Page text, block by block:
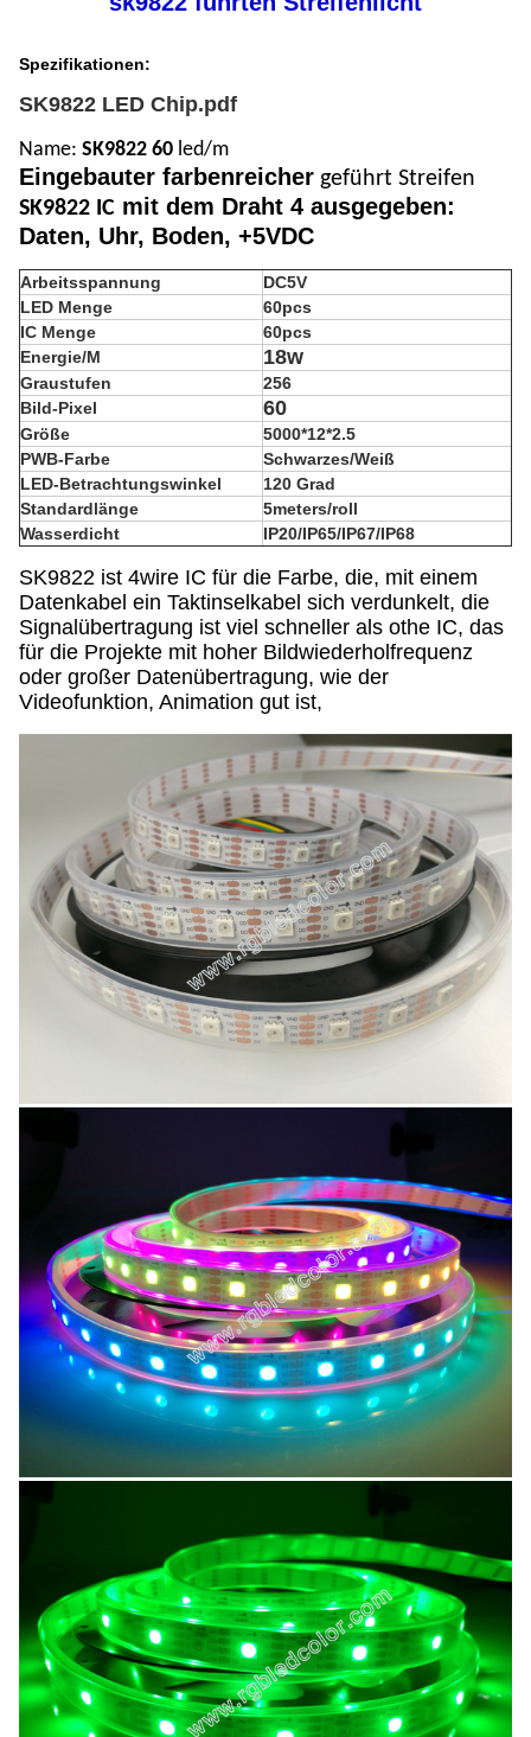
Spezifikationen:
SK9822 LED Chip.pdf
Name: SK9822 60 led/m
Eingebauter farbenreicher geführt Streifen
SK9822 IC mit dem Draht 4 ausgegeben:
Daten, Uhr, Boden, +5VDC
Arbeitsspannung
DC5V
LED Menge
60pcs
IC Menge
60pcs
Energie/M
18w
Graustufen
256
Bild-Pixel
60
Größe
5000*12*2.5
PWB-Farbe
Schwarzes/Weiß
LED-Betrachtungswinkel
120 Grad
Standardlänge
5meters/roll
Wasserdicht
IP20/IP65/IP67/IP68
SK9822 ist 4wire IC für die Farbe, die, mit einem
Datenkabel ein Taktinselkabel sich verdunkelt, die
Signalübertragung ist viel schneller als othe IC, das
für die Projekte mit hoher Bildwiederholfrequenz
oder großer Datenübertragung, wie der
Videofunktion, Animation gut ist,